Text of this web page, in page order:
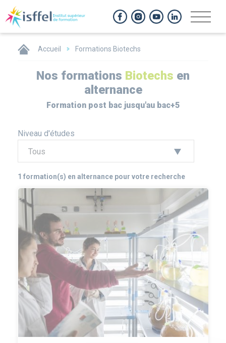
Accueil Formations Biotechs
Nos formations Biotechs en
alternance
Formation post bac jusqu'au bac+5
1 formation(s) en alternance pour votre recherche
Niveau d'études
Panneau de gestion des cookies